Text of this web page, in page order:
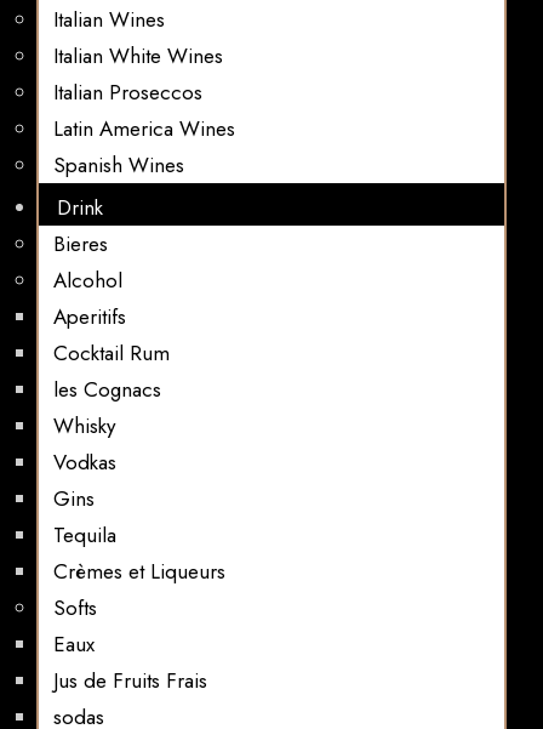
Italian Wines
Italian White Wines
Italian Proseccos
Latin America Wines
Spanish Wines
Drink
Bieres
Alcohol
Aperitifs
Cocktail Rum
les Cognacs
Whisky
Vodkas
Gins
Tequila
Crèmes et Liqueurs
Softs
Eaux
Jus de Fruits Frais
sodas